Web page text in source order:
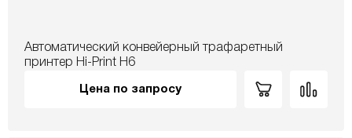
Автоматический конвейерный трафаретный
принтер Hi-Print H6
Цена по запросу